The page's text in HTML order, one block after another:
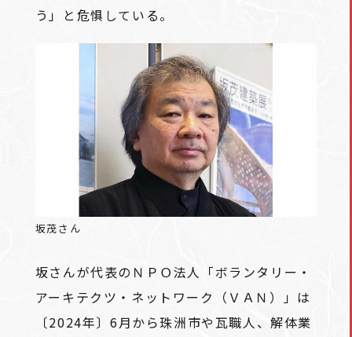
う」と危惧している。
坂茂さん
坂さんが代表のＮＰＯ法人「ボランタリー・
アーキテクツ・ネットワーク（ＶＡＮ）」は
〔2024年〕6月から珠洲市や瓦職人、解体業